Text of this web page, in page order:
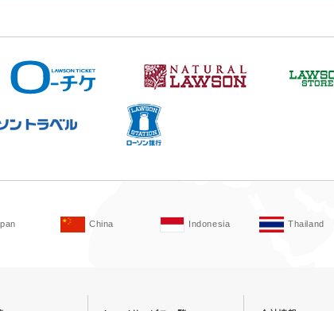
China Indonesia Thailand